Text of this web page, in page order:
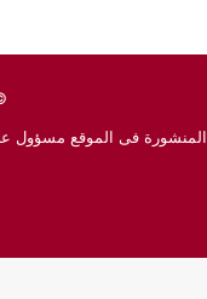
©
المنشورة فى الموقع مسؤول